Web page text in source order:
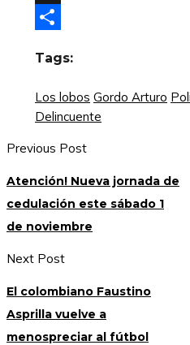
X
Tags:
Los lobos Gordo Arturo
Delincuente
Previous Post
Atención! Nueva jornada de
cedulación este sábado 1
de noviembre
Next Post
El colombiano Faustino
Asprilla vuelve a
menospreciar al fútbol